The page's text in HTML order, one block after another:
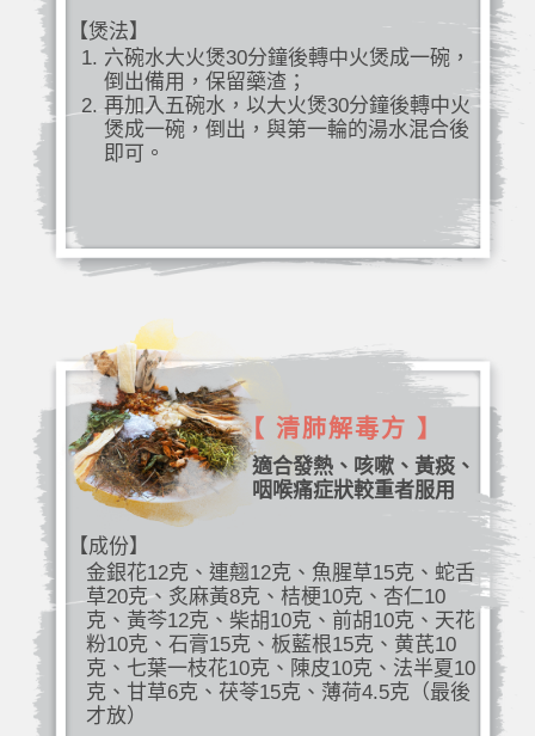
【煲法】
六碗水大火煲30分鐘後轉中火煲成一碗，
倒出備用，保留藥渣；
再加入五碗水，以大火煲30分鐘後轉中火
煲成一碗，倒出，與第一輪的湯水混合後
即可。
【 清肺解毒方 】
適合發熱、咳嗽、黃痰、
咽喉痛症狀較重者服用
【成份】
金銀花12克、連翹12克、魚腥草15克、蛇舌
草20克、炙麻黃8克、桔梗10克、杏仁10
克、黃芩12克、柴胡10克、前胡10克、天花
粉10克、石膏15克、板藍根15克、黄芪10
克、七葉一枝花10克、陳皮10克、法半夏10
克、甘草6克、茯苓15克、薄荷4.5克（最後
才放）